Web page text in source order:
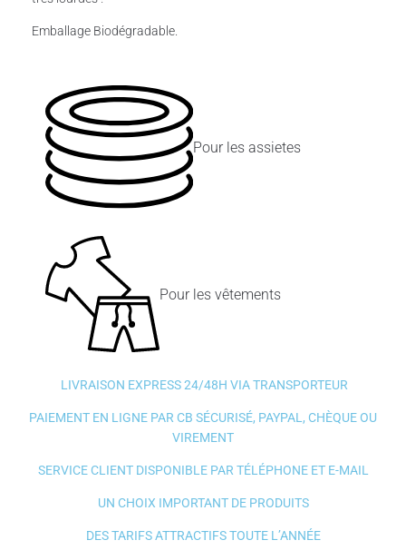
Emballage Biodégradable.
Pour les assietes
Pour les vêtements
LIVRAISON EXPRESS 24/48H VIA TRANSPORTEUR
PAIEMENT EN LIGNE PAR CB SÉCURISÉ, PAYPAL, CHÈQUE OU
VIREMENT
SERVICE CLIENT DISPONIBLE PAR TÉLÉPHONE ET E-MAIL
UN CHOIX IMPORTANT DE PRODUITS
DES TARIFS ATTRACTIFS TOUTE L’ANNÉE